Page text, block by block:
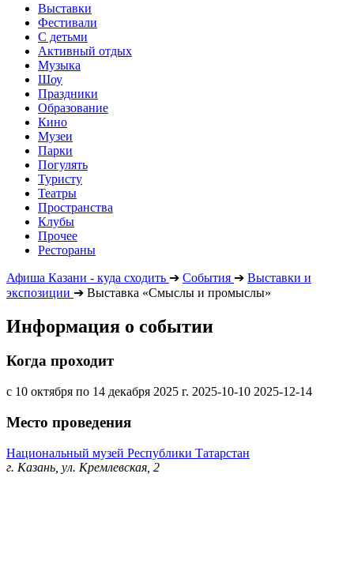
Выставки
Фестивали
С детьми
Активный отдых
Музыка
Шоу
Праздники
Образование
Кино
Музеи
Парки
Погулять
Туристу
Театры
Пространства
Клубы
Прочее
Рестораны
Афиша Казани - куда сходить ➔ События ➔ Выставки и
экспозиции ➔ Выставка «Смыслы и промыслы»
Информация о событии
Когда проходит
с 10 октября по 14 декабря 2025 г. 2025-10-10 2025-12-14
Место проведения
Национальный музей Республики Татарстан
г. Казань, ул. Кремлевская, 2